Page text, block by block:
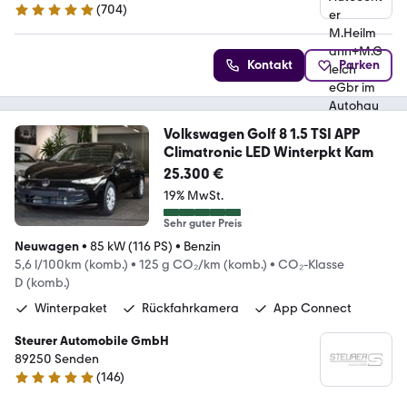
4.8 Sterne
(704)
Kontakt Parken
Volkswagen Golf 8 1.5 TSI APP
Climatronic LED Winterpkt Kam
25.300 €
19% MwSt.
Sehr guter Preis
Neuwagen• 85 kW (116 PS) • Benzin
5,6 l/100km (komb.) • 125 g CO₂/km (komb.) • CO₂-Klasse
D (komb.)
Winterpaket
Rückfahrkamera App Connect
Steurer Automobile GmbH
89250 Senden
4.8 Sterne
(146)